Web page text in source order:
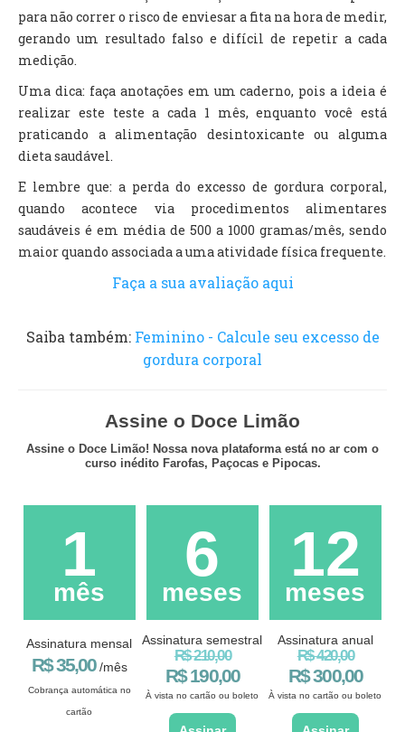
para não correr o risco de enviesar a fita na hora de medir,
gerando um resultado falso e difícil de repetir a cada
medição.
Uma dica: faça anotações em um caderno, pois a ideia é
realizar este teste a cada 1 mês, enquanto você está
praticando a alimentação desintoxicante ou alguma
dieta saudável.
E lembre que: a perda do excesso de gordura corporal,
quando acontece via procedimentos alimentares
saudáveis é em média de 500 a 1000 gramas/mês, sendo
maior quando associada a uma atividade física frequente.
Faça a sua avaliação aqui
Saiba também: Feminino - Calcule seu excesso de
gordura corporal
Assine o Doce Limão
Assine o Doce Limão! Nossa nova plataforma está no ar com o
curso inédito Farofas, Paçocas e Pipocas.
1
mês
Assinatura mensal
R$ 35,00/mês
Cobrança automática no
cartão
6
meses
Assinatura semestral
R$ 210,00
R$ 190,00
À vista no cartão ou boleto
12
meses
Assinatura anual
R$ 420,00
R$ 300,00
À vista no cartão ou boleto